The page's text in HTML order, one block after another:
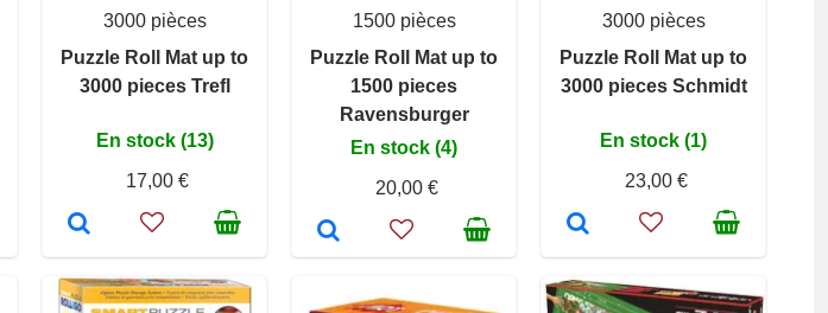
3000 pièces
Puzzle Roll Mat up to
3000 pieces Trefl
En stock (13)
17,00 €
1500 pièces
Puzzle Roll Mat up to
1500 pieces
Ravensburger
En stock (4)
20,00 €
3000 pièces
Puzzle Roll Mat up to
3000 pieces Schmidt
En stock (1)
23,00 €